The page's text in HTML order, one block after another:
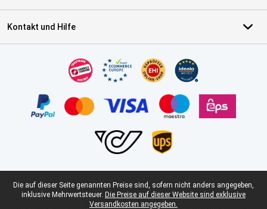
Kontakt und Hilfe
Juristische Fußzeile
Die auf dieser Seite genannten Preise sind, sofern nicht anders angegeben,
inklusive Mehrwertsteuer. Die Preise auf dieser Website sind exklusive
Versandkosten angegeben.